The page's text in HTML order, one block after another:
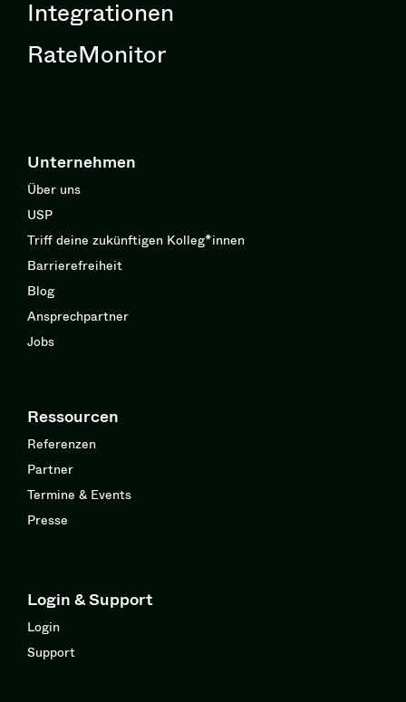
Integrationen
RateMonitor
Unternehmen
Über uns
USP
Triff deine zukünftigen Kolleg*innen
Barrierefreiheit
Blog
Ansprechpartner
Jobs
Ressourcen
Referenzen
Partner
Termine & Events
Presse
Login & Support
Login
Support